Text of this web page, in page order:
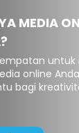
MEDIA
untuk
online
bagi